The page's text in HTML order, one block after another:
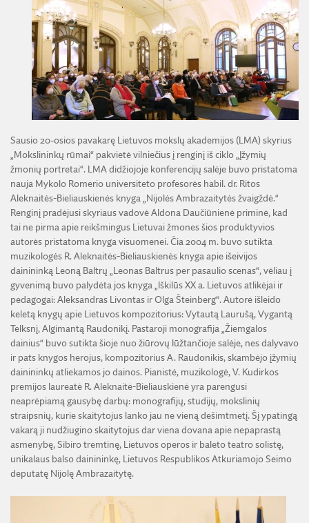
VIRTUALI LMA
TECHNIKOS MOKSLŲ SKYRIUS
JAUNOJI AKADEMIJA
SKYRIAI IR PADALINIAI
PAREIGYBIŲ APRAŠYMAS IR ATLIEKAMOS FUNKCIJOS
BENDRADARBIAVIMO SUTARTYS
MOKSLININKO ETIKOS KODEKSAS
KORUPCIJOS PREVENCIJA
PRANEŠĖJŲ APSAUGA
NUORODOS
BENDRADARBIAVIMAS SU REGIONAIS
LMA IR AKADEMIKAI ŽINIASKLAIDOJE
PASLAUGOS
ES SF PARAMA LMA
ATVIRI DUOMENYS
FINANSŲ KONTROLĖS TAISYKLĖS
ŪKIO SUBJEKTŲ PRIEŽIŪRA
TARNYBINIAI LENGVIEJI AUTOMOBILIAI
LĖŠOS VEIKLAI VIEŠINTI
Sausio 20-osios pavakarę Lietuvos mokslų akademijos (LMA) skyrius
„Mokslininkų rūmai“ pakvietė vilniečius į renginį iš ciklo „Įžymių
žmonių portretai“. LMA didžiojoje konferencijų salėje buvo pristatoma
nauja Mykolo Romerio universiteto profesorės habil. dr. Ritos
Aleknaitės-Bieliauskienės knyga „Nijolės Ambrazaitytės žvaigždė.“
Renginį pradėjusi skyriaus vadovė Aldona Daučiūnienė priminė, kad
tai ne pirma apie reikšmingus Lietuvai žmones šios produktyvios
autorės pristatoma knyga visuomenei. Čia 2004 m. buvo sutikta
muzikologės R. Aleknaitės-Bieliauskienės knyga apie išeivijos
dainininką Leoną Baltrų „Leonas Baltrus per pasaulio scenas“, vėliau į
gyvenimą buvo palydėta jos knyga „Iškilūs XX a. Lietuvos atlikėjai ir
pedagogai: Aleksandras Livontas ir Olga Šteinberg“. Autorė išleido
keletą knygų apie Lietuvos kompozitorius: Vytautą Laurušą, Vygantą
Telksnį, Algimantą Raudonikį. Pastaroji monografija „Žiemgalos
dainius“ buvo sutikta šioje nuo žiūrovų lūžtančioje salėje, nes dalyvavo
ir pats knygos herojus, kompozitorius A. Raudonikis, skambėjo įžymių
dainininkų atliekamos jo dainos. Pianistė, muzikologė, V. Kudirkos
premijos laureatė R. Aleknaitė-Bieliauskienė yra parengusi
neaprėpiamą gausybę darbų: monografijų, studijų, mokslinių
straipsnių, kurie skaitytojus lanko jau ne vieną dešimtmetį. Šį ypatingą
vakarą ji nudžiugino skaitytojus dar viena dovana apie nepaprastą
asmenybę, Sibiro tremtinę, Lietuvos operos ir baleto teatro solistę,
unikalaus balso dainininkę, Lietuvos Respublikos Atkuriamojo Seimo
deputatę Nijolę Ambrazaitytę.